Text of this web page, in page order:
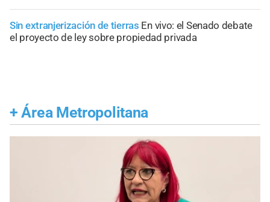
Sin extranjerización de tierras En vivo: el Senado debate
el proyecto de ley sobre propiedad privada
+ Área Metropolitana